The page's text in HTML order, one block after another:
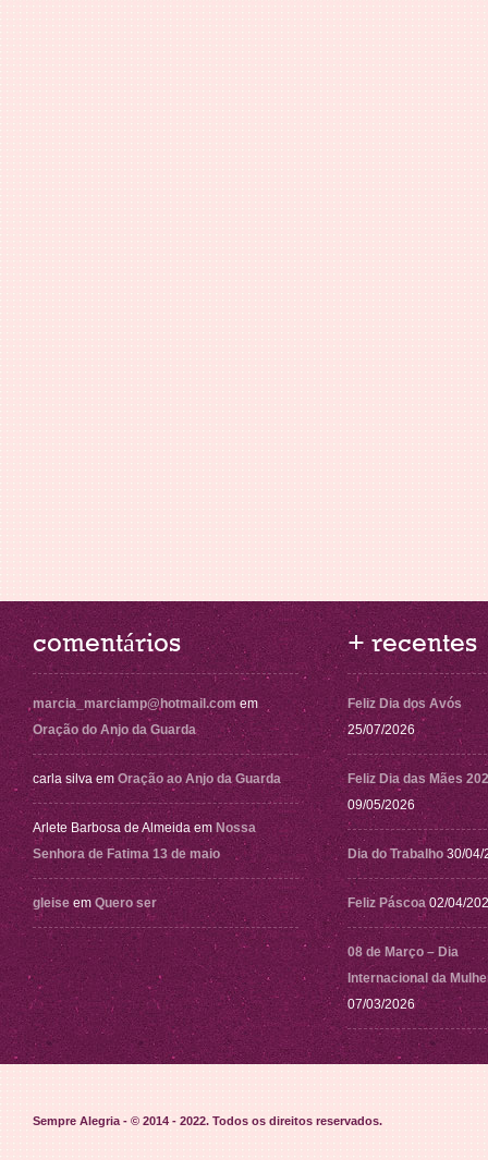
comentários
marcia_marciamp@hotmail.com em
Oração do Anjo da Guarda
carla silva em Oração ao Anjo da Guarda
Arlete Barbosa de Almeida em Nossa
Senhora de Fatima 13 de maio
gleise em Quero ser
+ recentes
Feliz Dia dos Avós
25/07/2026
Feliz Dia das Mães
09/05/2026
Dia do Trabalho 30/04/
Feliz Páscoa 02/04/
08 de Março – Dia
Internacional da
07/03/2026
Sempre Alegria - © 2014 - 2022. Todos os direitos reservados.